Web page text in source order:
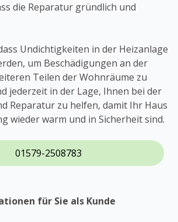
die Reparatur gründlich und
Undichtigkeiten in der Heizanlage
um Beschädigungen an der
Teilen der Wohnräume zu
jederzeit in der Lage, Ihnen bei der
Reparatur zu helfen, damit Ihr Haus
wieder warm und in Sicherheit sind.
01579-2508783
für Sie als Kunde